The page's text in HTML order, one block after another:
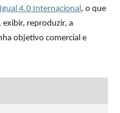
4.0 Internacional, o que
reproduzir, a
objetivo comercial e